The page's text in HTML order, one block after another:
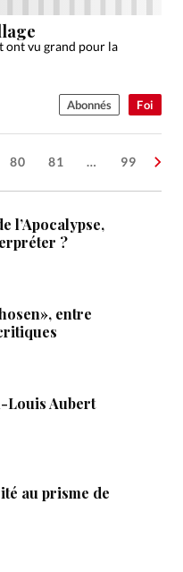
Foi
ont vu grand pour la
Abonnés
80 81 … 99
l’Apocalypse,
?
entre
Louis Aubert
au prisme de